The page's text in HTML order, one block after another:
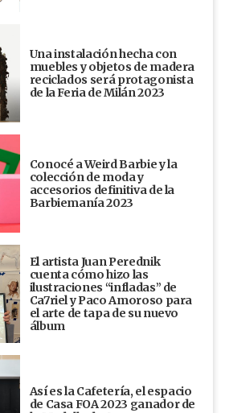
Una instalación hecha con
muebles y objetos de madera
reciclados será protagonista
de la Feria de Milán 2023
Conocé a Weird Barbie y la
colección de moda y
accesorios definitiva de la
Barbiemanía 2023
El artista Juan Perednik
cuenta cómo hizo las
ilustraciones “infladas” de
Ca7riel y Paco Amoroso para
el arte de tapa de su nuevo
álbum
Así es la Cafetería, el espacio
de Casa FOA 2023 ganador de